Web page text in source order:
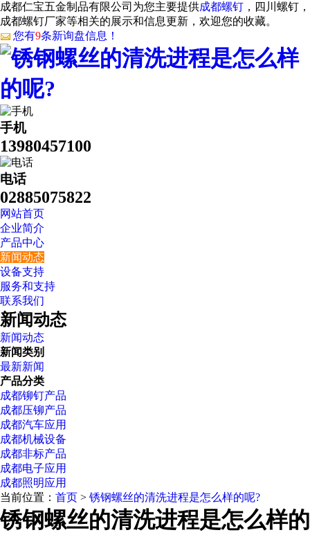
成都仁宝五金制品有限公司为您主要提供成都螺钉 ，四川螺钉，
成都螺钉厂家等相关的展示和信息更新，欢迎您的收藏。
您有9条新询盘信息！
手机
13980457100
电话
02885075822
网站首页
企业简介
产品中心
新闻动态
设备支持
服务和支持
联系我们
新闻动态
新闻动态
新闻类别
最新新闻
产品分类
成都铆钉产品
成都压铆产品
成都汽车应用
成都机械设备
成都非标产品
成都电子应用
成都照明应用
当前位置： 首页 > 锈钢螺丝的清洗进程是怎么样的呢?
锈钢螺丝的清洗进程是怎么样的